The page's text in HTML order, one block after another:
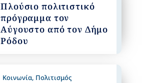
Πλούσιο πολιτιστικό
πρόγραμμα τον
Αύγουστο από τον Δήμο
Ρόδου
Κοινωνία, Πολιτισμός